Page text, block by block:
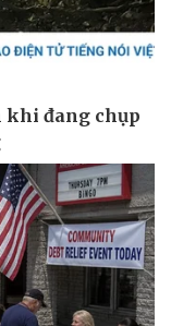
- Quốc phòng